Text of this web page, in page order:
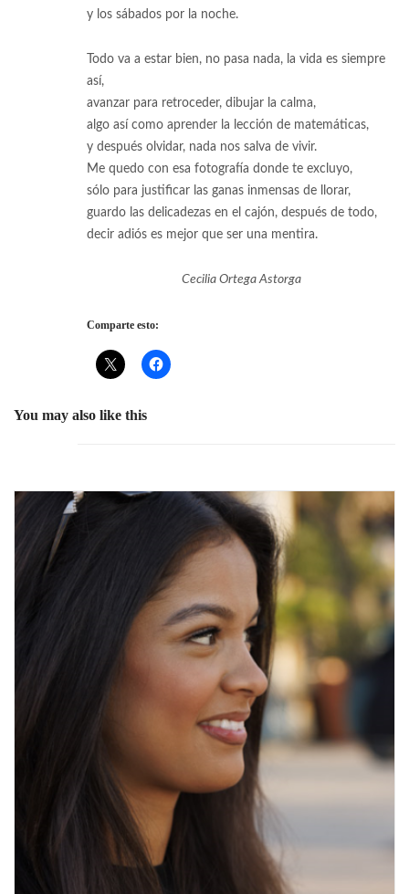
y los sábados por la noche.
Todo va a estar bien, no pasa nada, la vida es siempre
así,
avanzar para retroceder, dibujar la calma,
algo así como aprender la lección de matemáticas,
y después olvidar, nada nos salva de vivir.
Me quedo con esa fotografía donde te excluyo,
sólo para justificar las ganas inmensas de llorar,
guardo las delicadezas en el cajón, después de todo,
decir adiós es mejor que ser una mentira.
Cecilia Ortega Astorga
Comparte esto:
You may also like this